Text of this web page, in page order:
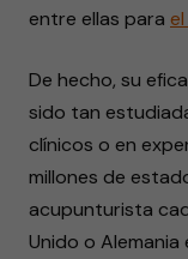
entre ellas para
De hecho, su
sido tan
clínicos o en
millones de
acupunturista
Unido o